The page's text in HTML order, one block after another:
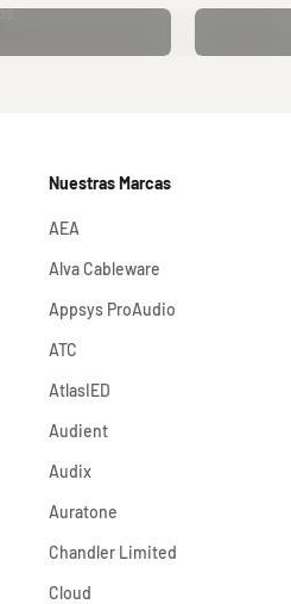
Nuestras Marcas
AEA
Alva Cableware
Appsys ProAudio
ATC
AtlasIED
Audient
Audix
Auratone
Chandler Limited
Cloud